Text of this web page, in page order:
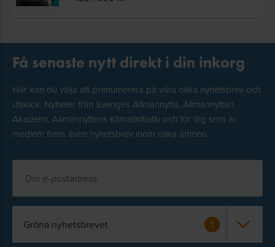
Få senaste nytt direkt i din inkorg
Här kan du välja att prenumerera på våra olika nyhetsbrev och
utskick. Nyheter från Sveriges Allmännytta, Allmännyttan
Akademi, Allmännyttans Klimatinitiativ och för dig som är
medlem finns även nyhetsbrev inom olika ämnen.
Gröna nyhetsbrevet 1